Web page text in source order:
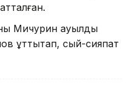
Мичурин ауылдық
құттықтап, сый-сияпат